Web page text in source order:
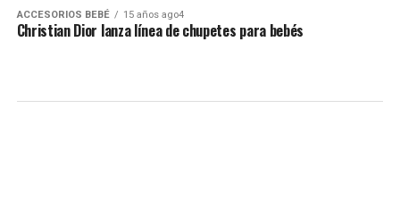
ACCESORIOS BEBÉ 15 años ago4
Christian Dior lanza línea de chupetes para bebés